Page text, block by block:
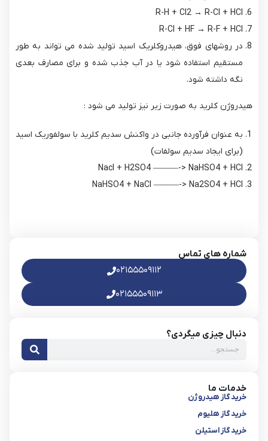
R-H + Cl2 → R-Cl + HCl
R-Cl + HF → R-F + HCl
در روشهای فوق، هیدروکلریک اسید تولید شده می تواند به طور
مستقیم استفاده شود یا در آب جذب شده و برای مصارف بعدی
نگه داشته شود.
هیدروژن کلرید به صورت زیر نیز تولید می شود :
به عنوان فرآورده جانبی در واکنش سدیم کلرید با سولفوریک اسید
(برای ایجاد سدیم سولفات)
Nacl + H2SO4 ———-> NaHSO4 + HCl
NaHSO4 + NaCl ———-> Na2SO4 + HCl
شماره های تماس
۰۲۱۵۵۵۰۹۱۱۲
۰۲۱۵۵۵۰۹۱۱۳
دنبال چیزی میگردی؟
خدمات ما
خرید گاز هیدروژن
خرید گاز هلیوم
خرید گاز استیلن